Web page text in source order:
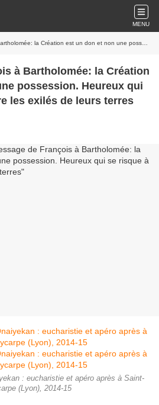
MENU
un don et non une possession. Heureux qui se risque à défendre les exilés de leurs terres
à Bartholomée: la Création
possession. Heureux qui
les exilés de leurs terres
: eucharistie et apéro après à Saint-
(Lyon), 2014-15